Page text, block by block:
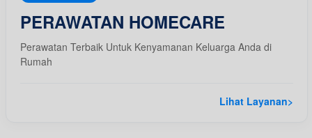
PERAWATAN HOMECARE
Perawatan Terbaik Untuk Kenyamanan Keluarga Anda di
Rumah
Lihat Layanan>